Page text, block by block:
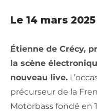
Le 14 mars
Étienne de Crécy,
la scène
nouveau live.
précurseur de la
Motorbass fondé en